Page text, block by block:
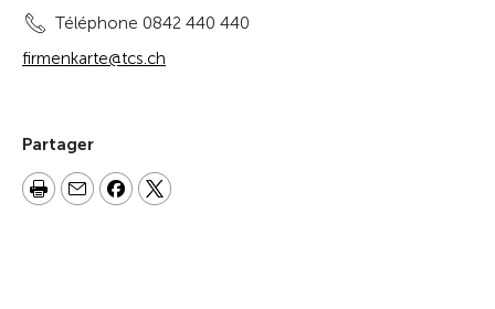
Téléphone 0842 440 440
firmenkarte@tcs.ch
Partager